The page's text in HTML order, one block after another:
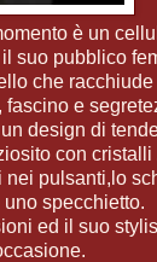
è un
suo pubblico
che
e
design di
con cristalli
nei pulsanti,lo
specchietto.
ed il suo